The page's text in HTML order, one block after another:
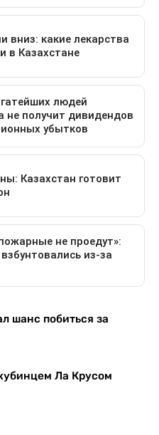
шанс побиться за
Ла Крусом